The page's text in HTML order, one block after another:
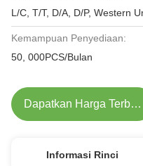
L/C, T/T, D/A, D/P, Western
Kemampuan Penyediaan:
50, 000PCS/Bulan
Dapatkan Harga Terbaik
Informasi Rinci